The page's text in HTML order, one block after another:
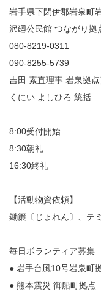
岩手県下閉伊郡岩泉町
沢廻公民館 つながり拠
080-8219-0311
090-8255-5739
吉田 素直理事 岩泉拠
くにい よしひろ 統括
8:00受付開始
8:30朝礼
16:30終礼
【活動物資依頼】
鋤簾〔じょれん〕、テ
毎日ボランティア募集
● 岩手台風10号岩泉町
● 熊本震災 御船町拠点